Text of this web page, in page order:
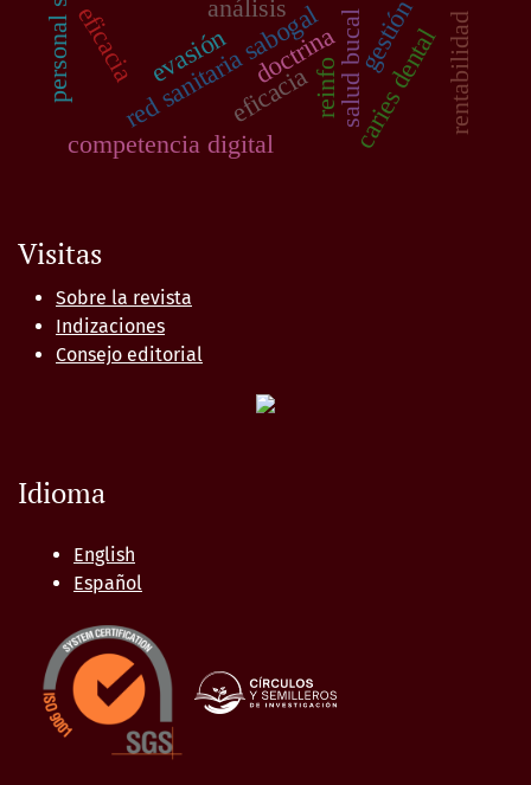
red sanitaria sabogalsalud bucalcaries dental
competencia digital
análisis
doctrina
reinfo rentabilidad
evasión
eficacia
eficacia
gestión
Visitas
Sobre la revista
Indizaciones
Consejo editorial
Idioma
English
Español